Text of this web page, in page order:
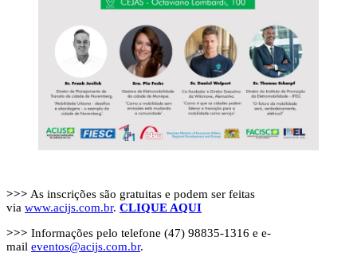
>>> As inscrições são gratuitas e podem ser feitas
via www.acijs.com.br. CLIQUE AQUI
>>> Informações pelo telefone (47) 98835-1316 e e-
mail eventos@acijs.com.br.